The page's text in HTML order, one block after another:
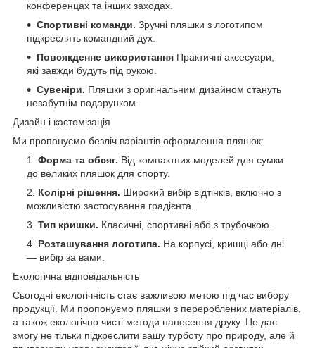
конференцах та інших заходах.
Спортивні команди. Зручні пляшки з логотипом
підкреслять командний дух.
Повсякденне використання Практичні аксесуари,
які завжди будуть під рукою.
Сувеніри. Пляшки з оригінальним дизайном стануть
незабутнім подарунком.
Дизайн і кастомізація
Ми пропонуємо безліч варіантів оформлення пляшок:
Форма та обсяг. Від компактних моделей для сумки
до великих пляшок для спорту.
Колірні рішення. Широкий вибір відтінків, включно з
можливістю застосування градієнта.
Тип кришки. Класичні, спортивні або з трубочкою.
Розташування логотипа. На корпусі, кришці або дні
— вибір за вами.
Екологічна відповідальність
Сьогодні екологічність стає важливою метою під час вибору
продукції. Ми пропонуємо пляшки з перероблених матеріалів,
а також екологічно чисті методи нанесення друку. Це дає
змогу не тільки підкреслити вашу турботу про природу, але й